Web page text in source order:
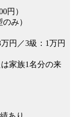
円）
み）
円／3級：1万円
家族1名分の来